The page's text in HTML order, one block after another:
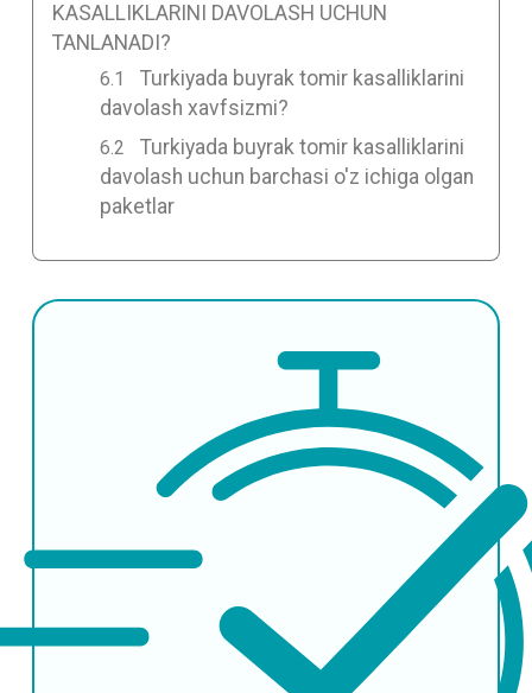
KASALLIKLARINI DAVOLASH UCHUN
TANLANADI?
Turkiyada buyrak tomir kasalliklarini
davolash xavfsizmi?
Turkiyada buyrak tomir kasalliklarini
davolash uchun barchasi o'z ichiga olgan
paketlar